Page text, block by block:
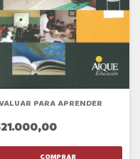
PARA APRENDER